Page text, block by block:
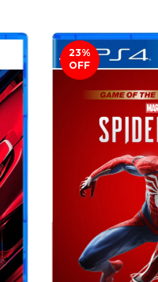
23%
OFF